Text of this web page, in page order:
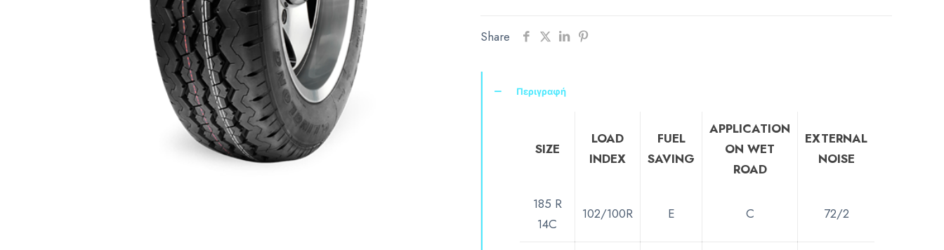
Share
Περιγραφή
SIZE
LOAD
INDEX
FUEL
SAVING
APPLICATION
ON WET
ROAD
EXTERNAL
NOISE
185 R
14C
102/100R E C 72/2